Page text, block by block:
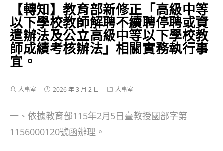
【轉知】教育部新修正「高級中等
以下學校教師解聘不續聘停聘或資
遣辦法及公立高級中等以下學校教
師成績考核辦法」相關實務執行事
宜。
Post人事室
Post2026 年 3 月 2 日
Post人事室
一、依據教育部115年2月5日臺教授國部字第
1156000120號函辦理。